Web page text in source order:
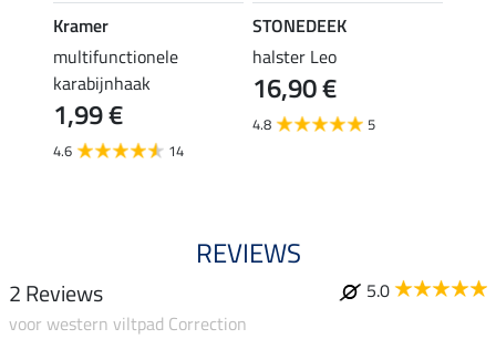
Kramer
multifunctionele
karabijnhaak
1,99 €
4.6 14
STONEDEEK
halster Leo
16,90 €
4.8 5
REVIEWS
2 Reviews
5.0
voor western viltpad Correction